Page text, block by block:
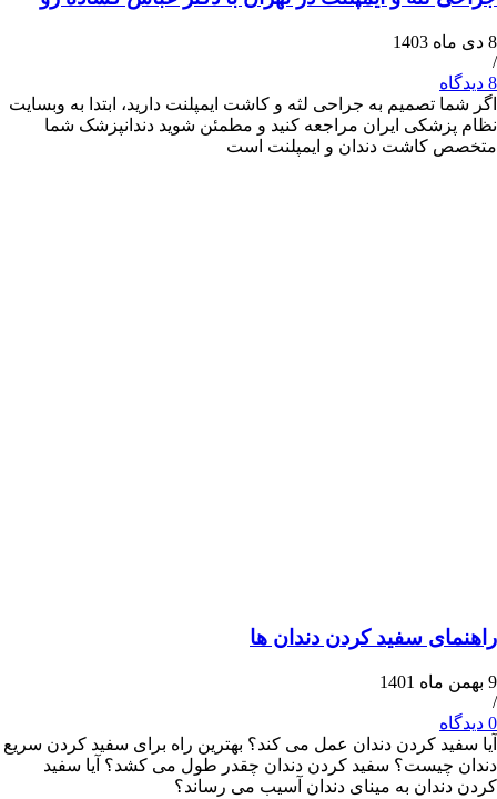
تصمیم به جراحی لثه و کاشت ایمپلنت دارید، ابتدا به وبسایت
ایران مراجعه کنید و مطمئن شوید دندانپزشک شما
دندان و ایمپلنت است
سفید کردن دندان ها
کردن دندان عمل می کند؟ بهترین راه برای سفید کردن سریع
سفید کردن دندان چقدر طول می کشد؟ آیا سفید
به مینای دندان آسیب می رساند؟